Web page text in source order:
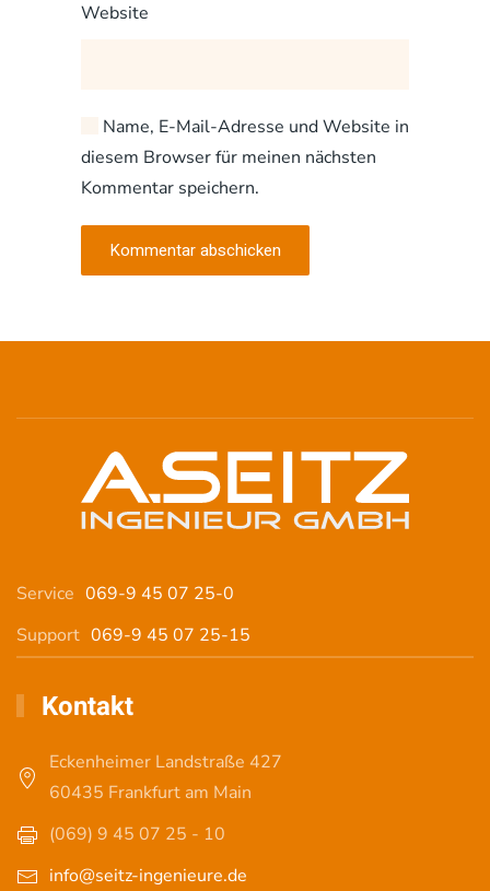
Website
Name, E-Mail-Adresse und Website in
diesem Browser für meinen nächsten
Kommentar speichern.
Kommentar abschicken
Service 069-9 45 07 25-0
Support 069-9 45 07 25-15
Kontakt
Eckenheimer Landstraße 427
60435 Frankfurt am Main
(069) 9 45 07 25 - 10
info@seitz-ingenieure.de